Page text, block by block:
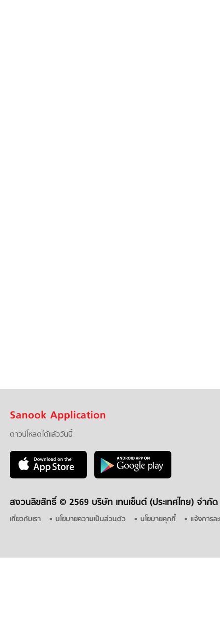
Sanook Application
ดาวน์โหลดได้แล้ววันนี้
สงวนลิขสิทธิ์ © 2569 บริษัท เทนเซ็นต์ (ประเทศไทย) จำกัด
เกี่ยวกับเรา นโยบายความเป็นส่วนตัว นโยบายคุกกี้ แจ้งการล